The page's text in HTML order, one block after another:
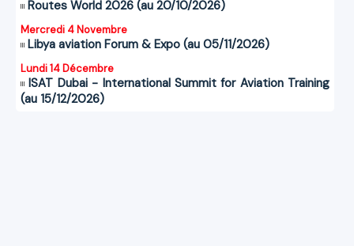
Routes World 2026 (au 20/10/2026)
Mercredi 4 Novembre
Libya aviation Forum & Expo (au 05/11/2026)
Lundi 14 Décembre
ISAT Dubai - International Summit for Aviation Training
(au 15/12/2026)